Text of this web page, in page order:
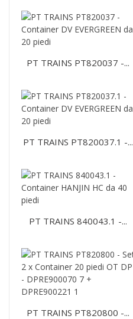
PT TRAINS PT820037 -...
PT TRAINS PT820037.1 -...
PT TRAINS 840043.1 -...
PT TRAINS PT820800 -...